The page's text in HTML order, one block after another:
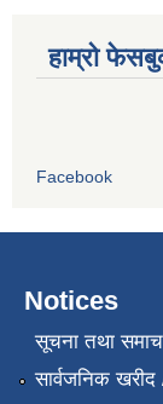
हाम्रो
Facebook
Notices
सूचना तथा
सार्वजनिक